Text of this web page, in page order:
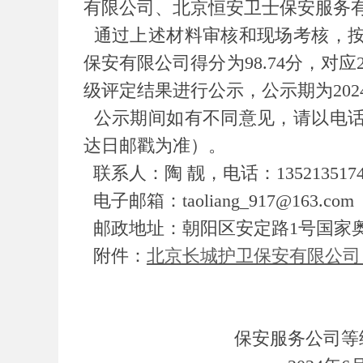
有限公司、北京恒安卫士保安服务
通过上述材料审核和现场考核，
保安有限公司得分为98.74分，对
级评定结果进行公示，公示期为
公示期间如有不同意见，请以电
达日邮戳为准）。
联系人：陶 靓，电话：
电子邮箱：taoliang_917@163.com
邮政地址：朝阳区安定路1号国家
附件： 北京长城护卫保安有限公
保安服务公司